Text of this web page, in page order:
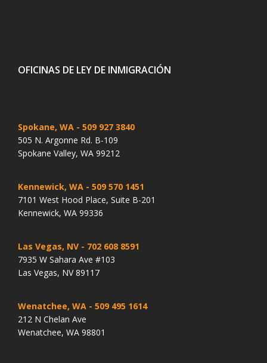
OFICINAS DE LEY DE INMIGRACIÓN
Spokane, WA - 509 927 3840
505 N. Argonne Rd. B-109
Spokane Valley, WA 99212
Kennewick, WA - 509 570 1451
7101 West Hood Place, Suite B-201
Kennewick, WA 99336
Las Vegas, NV - 702 608 8591
7935 W Sahara Ave #103
Las Vegas, NV 89117
Wenatchee, WA - 509 495 1614
212 N Chelan Ave
Wenatchee, WA 98801